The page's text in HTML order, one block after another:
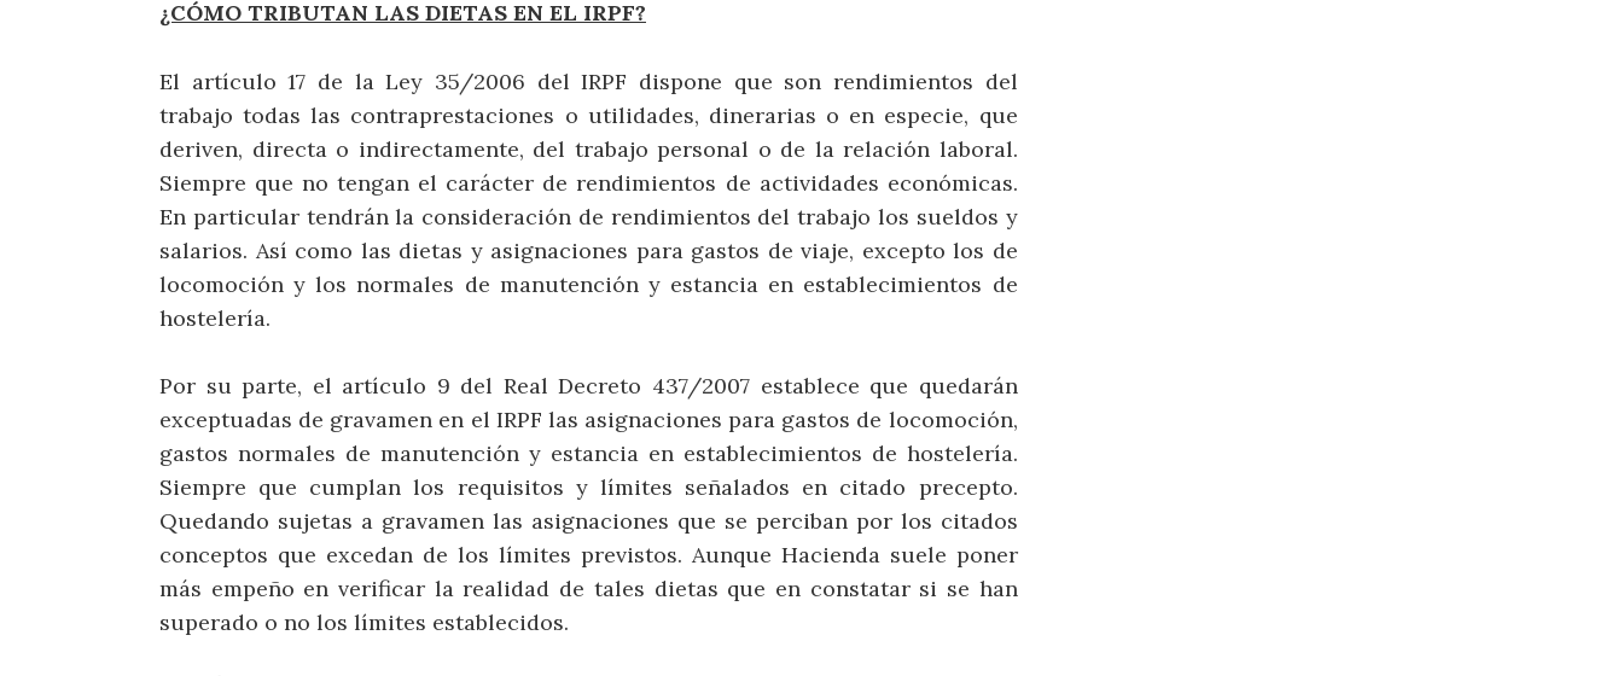
¿CÓMO TRIBUTAN LAS DIETAS EN EL IRPF?
El artículo 17 de la Ley 35/2006 del IRPF dispone que son rendimientos del
trabajo todas las contraprestaciones o utilidades, dinerarias o en especie, que
deriven, directa o indirectamente, del trabajo personal o de la relación laboral.
Siempre que no tengan el carácter de rendimientos de actividades económicas.
En particular tendrán la consideración de rendimientos del trabajo los sueldos y
salarios. Así como las dietas y asignaciones para gastos de viaje, excepto los de
locomoción y los normales de manutención y estancia en establecimientos de
hostelería.
Por su parte, el artículo 9 del Real Decreto 437/2007 establece que quedarán
exceptuadas de gravamen en el IRPF las asignaciones para gastos de locomoción,
gastos normales de manutención y estancia en establecimientos de hostelería.
Siempre que cumplan los requisitos y límites señalados en citado precepto.
Quedando sujetas a gravamen las asignaciones que se perciban por los citados
conceptos que excedan de los límites previstos. Aunque Hacienda suele poner
más empeño en verificar la realidad de tales dietas que en constatar si se han
superado o no los límites establecidos.